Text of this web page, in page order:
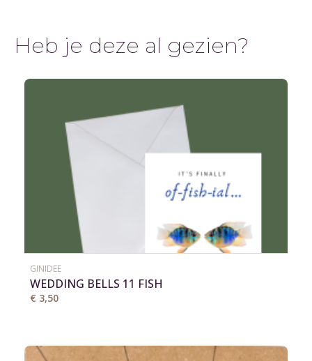
Heb je deze al gezien?
GINIDEE
WEDDING BELLS 11 FISH
€ 3,50